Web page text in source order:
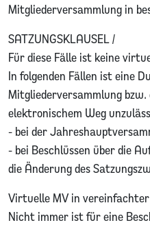
Mitgliederversammlung in
SATZUNGSKLAUSEL /
Für diese Fälle ist keine
In folgenden Fällen ist eine
Mitgliederversammlung
elektronischem Weg
- bei der
- bei Beschlüssen über die
die Änderung des
Virtuelle MV in
Nicht immer ist für eine